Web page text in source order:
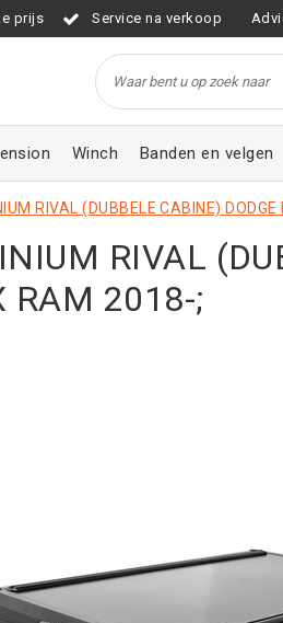
prijs Service na verkoop
Winch Banden en velgen
RIVAL (DUBBELE CABINE)
RIVAL
RAM 2018-;